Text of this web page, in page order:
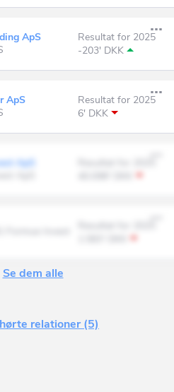
ApS
Resultat for 2025
-203' DKK
ApS
Resultat for 2025
6' DKK
ApS
Se dem alle
relationer (5)